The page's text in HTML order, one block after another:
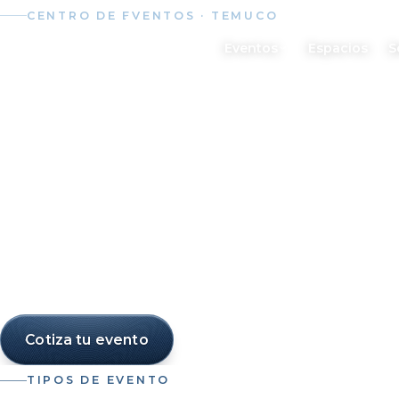
CENTRO DE EVENTOS · TEMUCO
Cotiza tu evento
TIPOS DE EVENTO